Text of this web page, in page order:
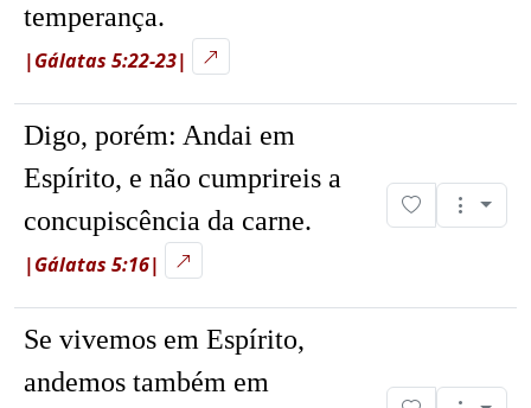
temperança.
|Gálatas 5:22-23|
Digo, porém: Andai em
Espírito, e não cumprireis a
concupiscência da carne.
|Gálatas 5:16|
Se vivemos em Espírito,
andemos também em